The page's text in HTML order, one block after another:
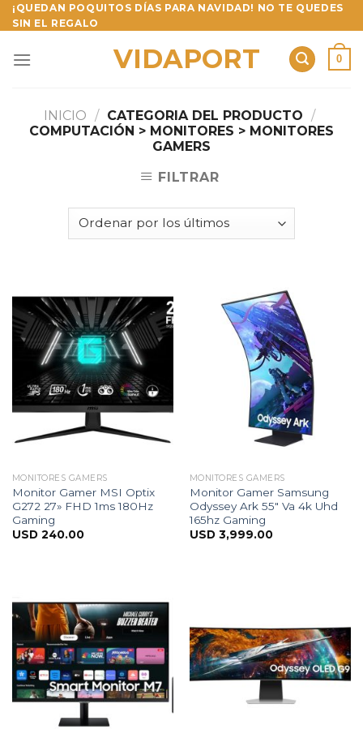
Skip
to
¡QUEDAN POQUITOS DÍAS PARA NAVIDAD! NO TE QUEDES
SIN EL REGALO
VIDAPORT 0
INICIO / CATEGORIA DEL PRODUCTO /
COMPUTACIÓN > MONITORES > MONITORES
GAMERS
FILTRAR
MONITORES GAMERS
Monitor Gamer MSI Optix
G272 27» FHD 1ms 180Hz
Gaming
USD 240.00
MONITORES GAMERS
Monitor Gamer Samsung
Odyssey Ark 55″ Va 4k Uhd
165hz Gaming
USD 3,999.00